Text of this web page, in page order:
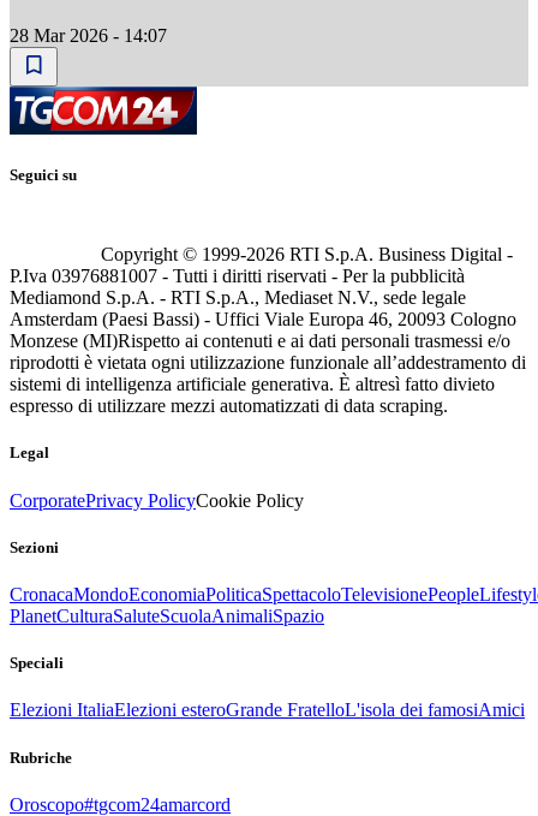
28 Mar 2026 - 14:07
Seguici su
Copyright © 1999-2026 RTI S.p.A. Business Digital -
P.Iva 03976881007 - Tutti i diritti riservati - Per la pubblicità
Mediamond S.p.A. - RTI S.p.A., Mediaset N.V., sede legale
Amsterdam (Paesi Bassi) - Uffici Viale Europa 46, 20093 Cologno
Monzese (MI)Rispetto ai contenuti e ai dati personali trasmessi e/o
riprodotti è vietata ogni utilizzazione funzionale all’addestramento di
sistemi di intelligenza artificiale generativa. È altresì fatto divieto
espresso di utilizzare mezzi automatizzati di data scraping.
Legal
CorporatePrivacy PolicyCookie Policy
Sezioni
CronacaMondoEconomiaPoliticaSpettacoloTelevisionePeople
PlanetCulturaSaluteScuolaAnimaliSpazio
Speciali
Elezioni ItaliaElezioni esteroGrande FratelloL'isola dei famosiAmici
Rubriche
Oroscopo#tgcom24amarcord